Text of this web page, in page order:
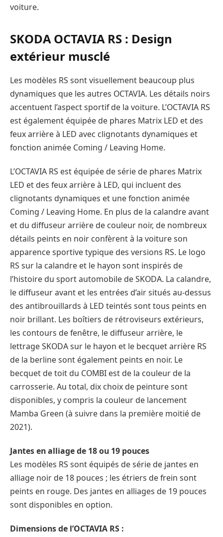
voiture.
SKODA OCTAVIA RS : Design
extérieur musclé
Les modèles RS sont visuellement beaucoup plus
dynamiques que les autres OCTAVIA. Les détails noirs
accentuent l’aspect sportif de la voiture. L’OCTAVIA RS
est également équipée de phares Matrix LED et des
feux arrière à LED avec clignotants dynamiques et
fonction animée Coming / Leaving Home.
L’OCTAVIA RS est équipée de série de phares Matrix
LED et des feux arrière à LED, qui incluent des
clignotants dynamiques et une fonction animée
Coming / Leaving Home. En plus de la calandre avant
et du diffuseur arrière de couleur noir, de nombreux
détails peints en noir confèrent à la voiture son
apparence sportive typique des versions RS. Le logo
RS sur la calandre et le hayon sont inspirés de
l’histoire du sport automobile de SKODA. La calandre,
le diffuseur avant et les entrées d’air situés au-dessus
des antibrouillards à LED teintés sont tous peints en
noir brillant. Les boîtiers de rétroviseurs extérieurs,
les contours de fenêtre, le diffuseur arrière, le
lettrage SKODA sur le hayon et le becquet arrière RS
de la berline sont également peints en noir. Le
becquet de toit du COMBI est de la couleur de la
carrosserie. Au total, dix choix de peinture sont
disponibles, y compris la couleur de lancement
Mamba Green (à suivre dans la première moitié de
2021).
Jantes en alliage de 18 ou 19 pouces
Les modèles RS sont équipés de série de jantes en
alliage noir de 18 pouces ; les étriers de frein sont
peints en rouge. Des jantes en alliages de 19 pouces
sont disponibles en option.
Dimensions de l’OCTAVIA RS :